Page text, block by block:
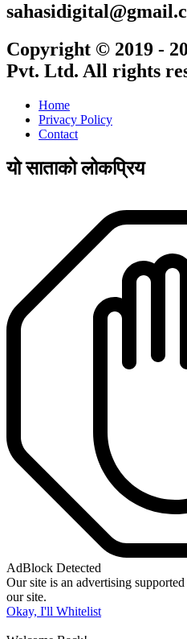
Copyright © 2019 -
Pvt. Ltd. All rights
Home
Privacy Policy
Contact
यो साताको लोकप्रिय
AdBlock Detected
Our site is an advertising
our site.
Okay, I'll Whitelist